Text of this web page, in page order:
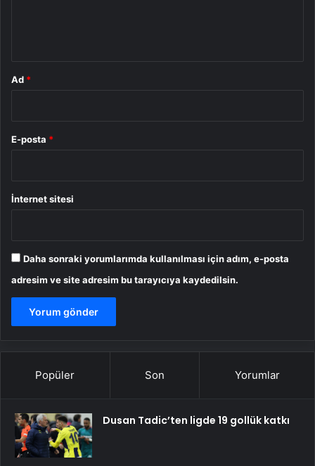
Ad *
E-posta *
İnternet sitesi
Daha sonraki yorumlarımda kullanılması için adım, e-posta
adresim ve site adresim bu tarayıcıya kaydedilsin.
Popüler Son Yorumlar
Dusan Tadic’ten ligde 19 gollük katkı